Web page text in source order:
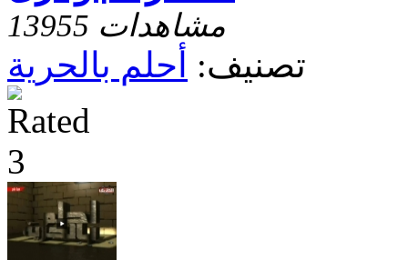
13955 مشاهدات
تصنيف: أحلم بالحرية